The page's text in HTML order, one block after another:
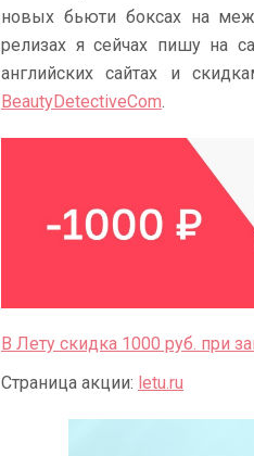
новых бьюти боксах на
релизах я сейчах пишу на
английских сайтах и
BeautyDetectiveCom.
В Лету скидка 1000 руб. при
Страница акции: letu.ru